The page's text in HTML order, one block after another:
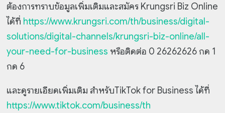
ต้องการทราบข้อมูลเพิ่มเติมและสมัคร Krungsri Biz Online
ได้ที่ https://www.krungsri.com/th/business/digital-
solutions/digital-channels/krungsri-biz-online/all-
your-need-for-business หรือติดต่อ 0 26262626 กด 1
กด 6
และดูรายเอียดเพิ่มเติม สำหรับTikTok for Business ได้ที่
https://www.tiktok.com/business/th